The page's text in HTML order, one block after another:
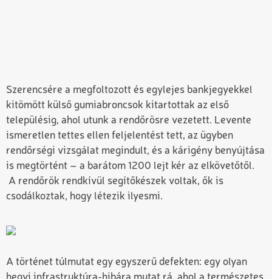
Szerencsére a megfoltozott és egylejes bankjegyekkel
kitömött külső gumiabroncsok kitartottak az első
településig, ahol utunk a rendőrösre vezetett. Levente
ismeretlen tettes ellen feljelentést tett, az ügyben
rendőrségi vizsgálat megindult, és a kárigény benyújtása
is megtörtént – a barátom 1200 lejt kér az elkövetőtől.
A rendőrök rendkívül segítőkészek voltak, ők is
csodálkoztak, hogy létezik ilyesmi.
A történet túlmutat egy egyszerű defekten: egy olyan